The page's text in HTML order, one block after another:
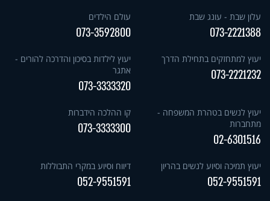
עלון שבת - עונג שבת
073-2221388
עולם הילדים
073-3592800
יעוץ למתחזקים בתחילת הדרך
073-2221232
יעוץ לילדות בסיכון והדרכה להורים -
אתגר
073-3333320
יעוץ לנשים בטהרת המשפחה -
מתחברות
02-6301516
קו ההלכה הידברות
073-3333300
יעוץ תמיכה וסיוע לנשים בהריון
052-9551591
דיווח וסיוע במקרי התבוללות
052-9551591